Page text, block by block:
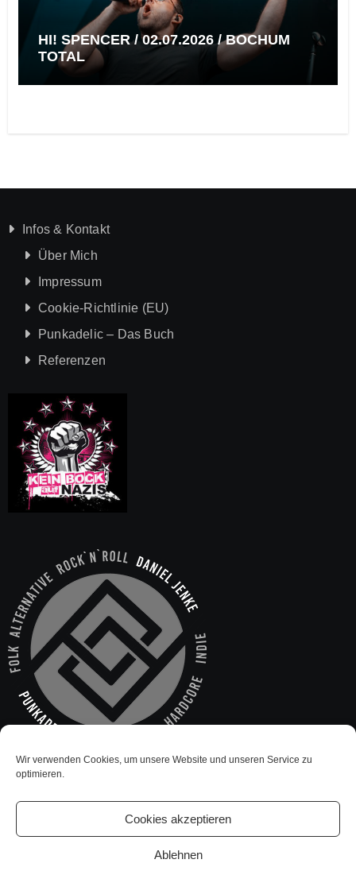
Wir verwenden Cookies, um unsere Website und unseren Service zu
optimieren.
Cookies akzeptieren
Ablehnen
HI! SPENCER / 02.07.2026 / BOCHUM
TOTAL
Infos & Kontakt
Über Mich
Impressum
Cookie-Richtlinie (EU)
Punkadelic – Das Buch
Referenzen